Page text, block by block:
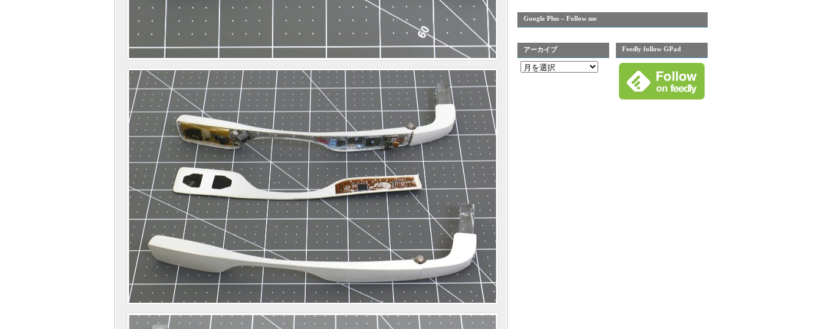
Google Plus – Follow me
アーカイブ Feedly follow GPad